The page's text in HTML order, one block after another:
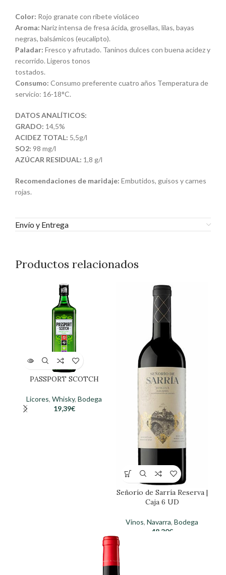
Color: Rojo granate con ribete violáceo
Aroma: Nariz intensa de fresa ácida, grosellas, lilas, bayas
negras, balsámicos (eucalipto).
Paladar: Fresco y afrutado. Taninos dulces con buena acidez y
recorrido. Ligeros tonos
tostados.
Consumo: Consumo preferente cuatro años Temperatura de
servicio: 16-18°C.
DATOS ANALÍTICOS:
GRADO: 14,5%
ACIDEZ TOTAL: 5,5g/l
SO2: 98 mg/l
AZÚCAR RESIDUAL: 1,8 g/l
Recomendaciones de maridaje: Embutidos, guisos y carnes
rojas.
Envío y Entrega
Productos relacionados
PASSPORT SCOTCH
Licores, Whisky, Bodega
19,39€
Señorío de Sarría Reserva |
Caja 6 UD
Vinos, Navarra, Bodega
48,30€